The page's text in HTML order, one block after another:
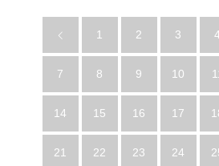
1 2 3 4
7 8 9 10
14 15 16 17
21 22 23 24